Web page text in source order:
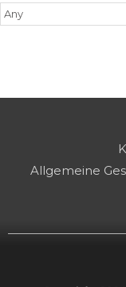
Allgemeine